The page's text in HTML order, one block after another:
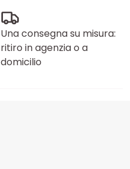
Una consegna su misura:
ritiro in agenzia o a
domicilio